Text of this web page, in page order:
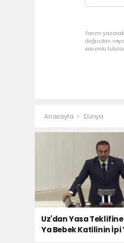
Yorum
doğrudan
sorumlu
Anasayfa Dünya
Uz'dan Yasa Teklifine
Ya Bebek Katilinin İpi